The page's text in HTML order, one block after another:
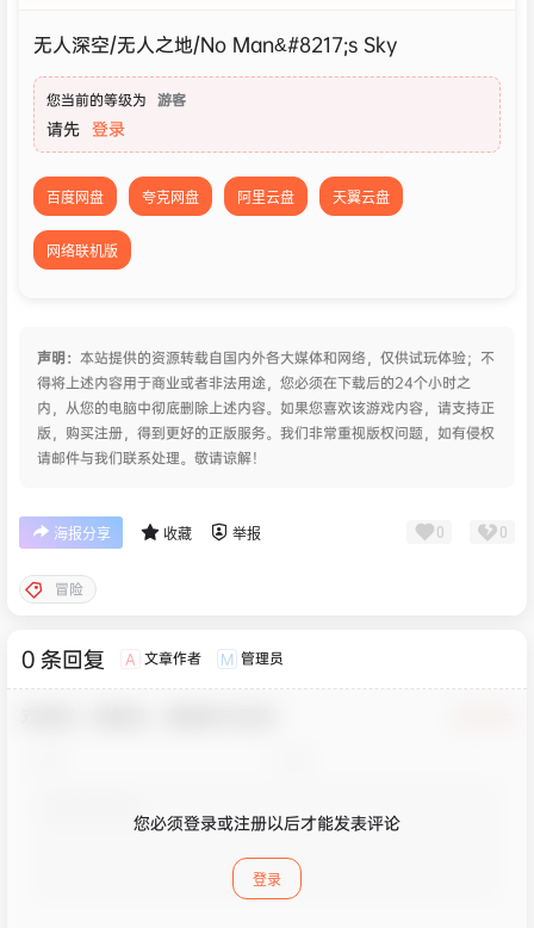
无人深空/无人之地/No Man&#8217;s Sky
您当前的等级为 游客
请先 登录
百度网盘 夸克网盘 阿里云盘 天翼云盘
网络联机版
声明： 本站提供的资源转载自国内外各大媒体和网络，仅供试玩体验；不
得将上述内容用于商业或者非法用途，您必须在下载后的24个小时之
内，从您的电脑中彻底删除上述内容。如果您喜欢该游戏内容，请支持正
版，购买注册，得到更好的正版服务。我们非常重视版权问题，如有侵权
请邮件与我们联系处理。敬请谅解！
海报分享 收藏 举报 0 0
冒险
0 条回复 A 文章作者 M 管理员
您必须登录或注册以后才能发表评论
登录